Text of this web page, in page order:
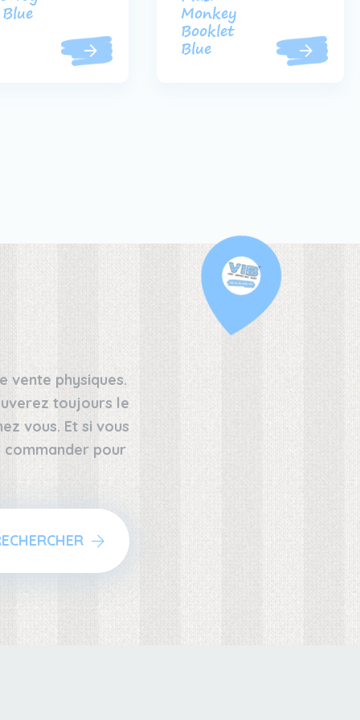
Monkey
Booklet
Blue
vente physiques.
toujours le
vous. Et si vous
commander pour